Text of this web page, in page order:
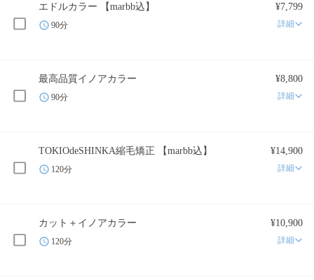
エドルカラー 【marbb込】 ¥7,799
90分 詳細
最高品質イノアカラー ¥8,800
90分 詳細
TOKIOdeSHINKA縮毛矯正 【marbb込】 ¥14,900
120分 詳細
カット＋イノアカラー ¥10,900
120分 詳細